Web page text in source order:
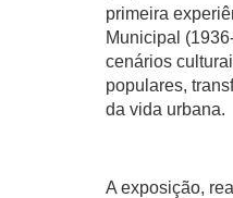
primeira
Municipal
cenários
populares,
da vida urbana.
A exposição,